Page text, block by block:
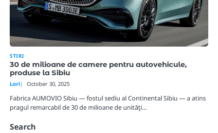
STIRI
30 de milioane de camere pentru autovehicule,
produse la Sibiu
Lori October 30, 2025
Fabrica AUMOVIO Sibiu — fostul sediu al Continental Sibiu — a atins
pragul remarcabil de 30 de milioane de unităţi…
Search